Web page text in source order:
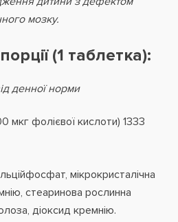
мозку.
(1 таблетка):
денної норми
мкг фолієвої кислоти) 1333
мікрокристалічна
стеаринова рослинна
діоксид кремнію.